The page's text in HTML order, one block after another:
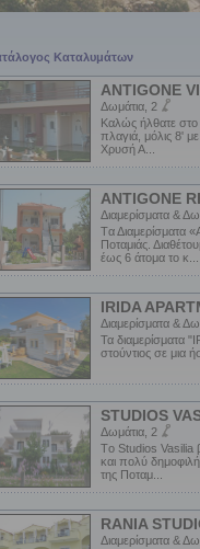
Καταλυμάτων
ANTIGONE
Δωμάτια, 2
Καλώς ήλθατε
πλαγιά, μόλις 8'
Χρυσή Α...
ANTIGONE
Διαμερίσματα &
Tα Διαμερίσματα
Ποταμιάς.
έως 6 άτομα το κ...
IRIDA
Διαμερίσματα &
Τα διαμερίσματα
στούντιος σε μια
STUDIOS
Δωμάτια, 2
Tο Studios Vasilia
και πολύ
της Ποταμ...
RANIA
Διαμερίσματα &